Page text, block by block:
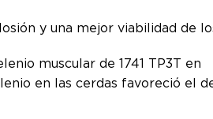
y una mejor viabilidad de
muscular de 1741 TP3T en
en las cerdas favoreció el